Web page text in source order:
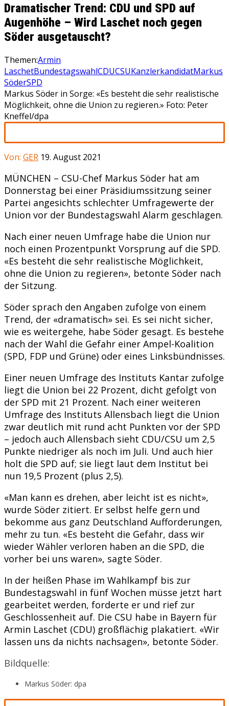
Dramatischer Trend: CDU und SPD auf
Augenhöhe – Wird Laschet noch gegen
Söder ausgetauscht?
Themen:Armin
LaschetBundestagswahlCDUCSUKanzlerkandidatMarkus
SöderSPD
Markus Söder in Sorge: «Es besteht die sehr realistische
Möglichkeit, ohne die Union zu regieren.» Foto: Peter
Kneffel/dpa
Von: GER 19. August 2021
MÜNCHEN – CSU-Chef Markus Söder hat am
Donnerstag bei einer Präsidiumssitzung seiner
Partei angesichts schlechter Umfragewerte der
Union vor der Bundestagswahl Alarm geschlagen.
Nach einer neuen Umfrage habe die Union nur
noch einen Prozentpunkt Vorsprung auf die SPD.
«Es besteht die sehr realistische Möglichkeit,
ohne die Union zu regieren», betonte Söder nach
der Sitzung.
Söder sprach den Angaben zufolge von einem
Trend, der «dramatisch» sei. Es sei nicht sicher,
wie es weitergehe, habe Söder gesagt. Es bestehe
nach der Wahl die Gefahr einer Ampel-Koalition
(SPD, FDP und Grüne) oder eines Linksbündnisses.
Einer neuen Umfrage des Instituts Kantar zufolge
liegt die Union bei 22 Prozent, dicht gefolgt von
der SPD mit 21 Prozent. Nach einer weiteren
Umfrage des Instituts Allensbach liegt die Union
zwar deutlich mit rund acht Punkten vor der SPD
– jedoch auch Allensbach sieht CDU/CSU um 2,5
Punkte niedriger als noch im Juli. Und auch hier
holt die SPD auf; sie liegt laut dem Institut bei
nun 19,5 Prozent (plus 2,5).
«Man kann es drehen, aber leicht ist es nicht»,
wurde Söder zitiert. Er selbst helfe gern und
bekomme aus ganz Deutschland Aufforderungen,
mehr zu tun. «Es besteht die Gefahr, dass wir
wieder Wähler verloren haben an die SPD, die
vorher bei uns waren», sagte Söder.
In der heißen Phase im Wahlkampf bis zur
Bundestagswahl in fünf Wochen müsse jetzt hart
gearbeitet werden, forderte er und rief zur
Geschlossenheit auf. Die CSU habe in Bayern für
Armin Laschet (CDU) großflächig plakatiert. «Wir
lassen uns da nichts nachsagen», betonte Söder.
Bildquelle:
Markus Söder: dpa